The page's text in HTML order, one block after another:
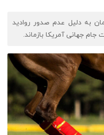
به دلیل عدم صدور روادید
جهانی آمریکا بازماند.